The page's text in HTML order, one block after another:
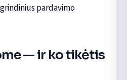
pardavimo
— ir ko tikėtis